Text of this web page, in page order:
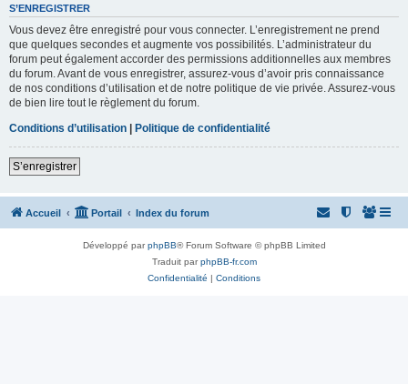
S’ENREGISTRER
Vous devez être enregistré pour vous connecter. L’enregistrement ne prend
que quelques secondes et augmente vos possibilités. L’administrateur du
forum peut également accorder des permissions additionnelles aux membres
du forum. Avant de vous enregistrer, assurez-vous d’avoir pris connaissance
de nos conditions d’utilisation et de notre politique de vie privée. Assurez-vous
de bien lire tout le règlement du forum.
Conditions d’utilisation | Politique de confidentialité
S’enregistrer
Accueil Portail Index du forum
Développé parphpBB® Forum Software © phpBB Limited
Traduit parphpBB-fr.com
Confidentialité | Conditions